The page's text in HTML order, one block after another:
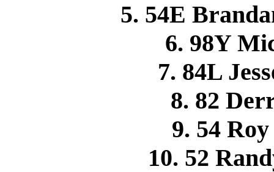
5. 54E
6. 98Y
7. 84L
8. 82
9. 54
10. 52